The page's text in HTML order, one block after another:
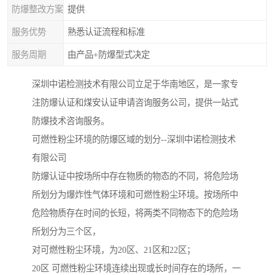
防爆整改方案 提供
服务优势 熟悉认证流程和标准
服务周期 由产品+防爆型式决定
深圳中诺检测技术有限公司立足于华南地区，是一家专
注防爆认证和煤安认证申请咨询服务公司，提供一站式
防爆技术咨询服务。
可燃性粉尘环境的防爆区域的划分--深圳中诺检测技术
有限公司
防爆认证中按场所中存在物质的物态的不同，将危险场
所划分为爆炸性气体环境和可燃性粉尘环境。按场所中
危险物质存在时间的长短，将两类不同物态下的危险场
所划分为三个区，
对可燃性粉尘环境，为20区、21区和22区；
20区 可燃性粉尘环境连续出现或长时间存在的场所，一